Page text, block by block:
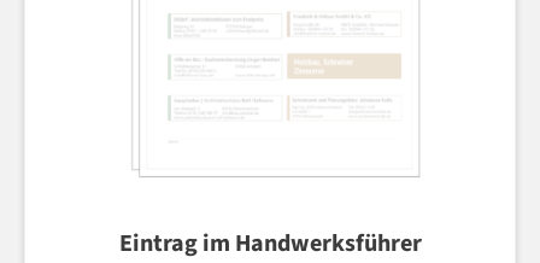
Eintrag im Handwerksführer